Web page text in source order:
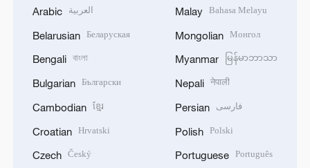
Arabic العربية
Belarusian Беларуская
Bengali বাংলা
Bulgarian Български
Cambodian ខ្មែរ
Croatian Hrvatski
Czech Český
Malay Bahasa Melayu
Mongolian Монгол
Myanmar မြန်မာဘာသာ
Nepali नेपाली
Persian فارسی
Polish Polski
Portuguese Português